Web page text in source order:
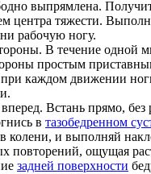
выпрямлена.
центра тяжести.
рабочую ногу.
В течение одной
простым
при каждом движении
Встань прямо, без
в тазобедренном
колени, и выполняй
повторений, ощущая
задней поверхности